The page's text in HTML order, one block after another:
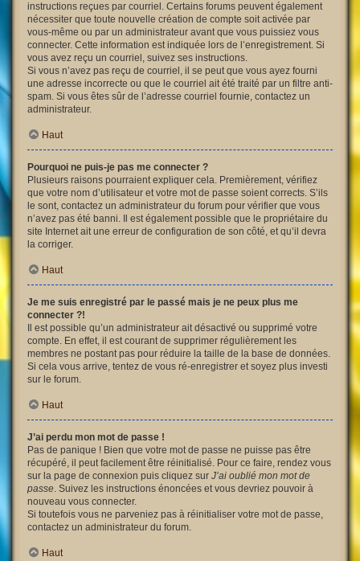
instructions reçues par courriel. Certains forums peuvent également
nécessiter que toute nouvelle création de compte soit activée par
vous-même ou par un administrateur avant que vous puissiez vous
connecter. Cette information est indiquée lors de l’enregistrement. Si
vous avez reçu un courriel, suivez ses instructions.
Si vous n’avez pas reçu de courriel, il se peut que vous ayez fourni
une adresse incorrecte ou que le courriel ait été traité par un filtre anti-
spam. Si vous êtes sûr de l’adresse courriel fournie, contactez un
administrateur.
Haut
Pourquoi ne puis-je pas me connecter ?
Plusieurs raisons pourraient expliquer cela. Premièrement, vérifiez
que votre nom d’utilisateur et votre mot de passe soient corrects. S’ils
le sont, contactez un administrateur du forum pour vérifier que vous
n’avez pas été banni. Il est également possible que le propriétaire du
site Internet ait une erreur de configuration de son côté, et qu’il devra
la corriger.
Haut
Je me suis enregistré par le passé mais je ne peux plus me
connecter ?!
Il est possible qu’un administrateur ait désactivé ou supprimé votre
compte. En effet, il est courant de supprimer régulièrement les
membres ne postant pas pour réduire la taille de la base de données.
Si cela vous arrive, tentez de vous ré-enregistrer et soyez plus investi
sur le forum.
Haut
J’ai perdu mon mot de passe !
Pas de panique ! Bien que votre mot de passe ne puisse pas être
récupéré, il peut facilement être réinitialisé. Pour ce faire, rendez vous
sur la page de connexion puis cliquez sur J’ai oublié mon mot de
passe. Suivez les instructions énoncées et vous devriez pouvoir à
nouveau vous connecter.
Si toutefois vous ne parveniez pas à réinitialiser votre mot de passe,
contactez un administrateur du forum.
Haut